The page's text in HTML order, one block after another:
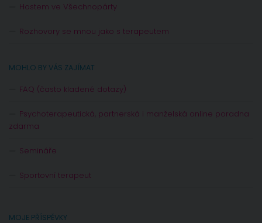
Hostem ve Všechnopárty
Rozhovory se mnou jako s terapeutem
MOHLO BY VÁS ZAJÍMAT
FAQ (často kladené dotazy)
Psychoterapeutická, partnerská i manželská online poradna
zdarma
Semináře
Sportovní terapeut
MOJE PŘÍSPĚVKY